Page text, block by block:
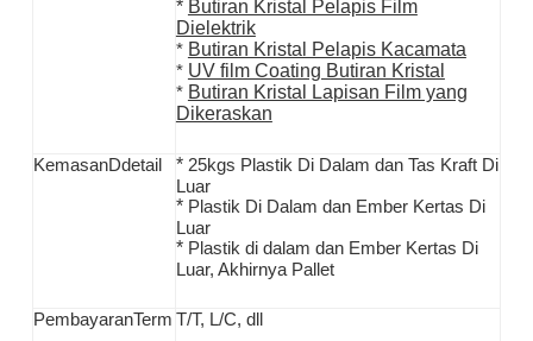
* Butiran Kristal Pelapis Film
Dielektrik
* Butiran Kristal Pelapis Kacamata
* UV film Coating Butiran Kristal
* Butiran Kristal Lapisan Film yang
Dikeraskan
KemasanDdetail * 25kgs Plastik Di Dalam dan Tas Kraft Di
Luar
* Plastik Di Dalam dan Ember Kertas Di
Luar
* Plastik di dalam dan Ember Kertas Di
Luar, Akhirnya Pallet
PembayaranTerm T/T, L/C, dll